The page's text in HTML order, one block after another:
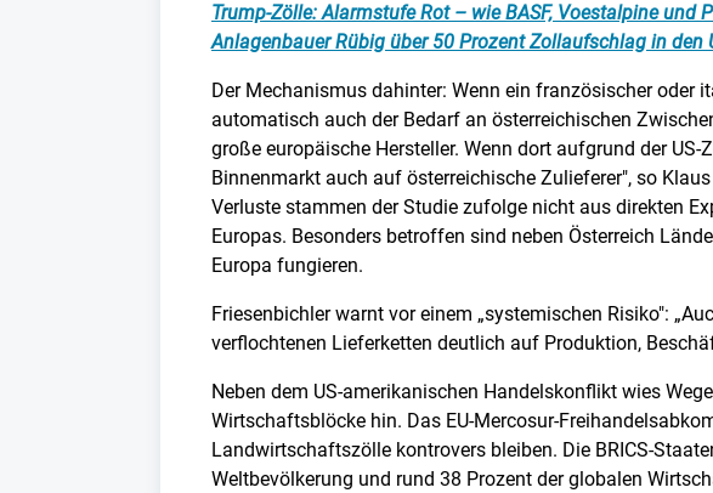
Trump-Zölle: Alarmstufe Rot – wie BASF, Voestalpine und
Anlagenbauer Rübig über 50 Prozent Zollaufschlag in den
Der Mechanismus dahinter: Wenn ein französischer oder
automatisch auch der Bedarf an österreichischen
große europäische Hersteller. Wenn dort aufgrund der
Binnenmarkt auch auf österreichische Zulieferer", so
Verluste stammen der Studie zufolge nicht aus direkten
Europas. Besonders betroffen sind neben Österreich
Europa fungieren.
Friesenbichler warnt vor einem „systemischen Risiko":
verflochtenen Lieferketten deutlich auf Produktion,
Neben dem US-amerikanischen Handelskonflikt wies
Wirtschaftsblöcke hin. Das EU-Mercosur-
Landwirtschaftszölle kontrovers bleiben. Die BRICS-
Weltbevölkerung und rund 38 Prozent der globalen